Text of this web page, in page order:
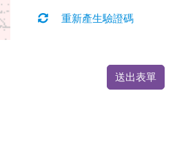
重新產生驗證碼
送出表單